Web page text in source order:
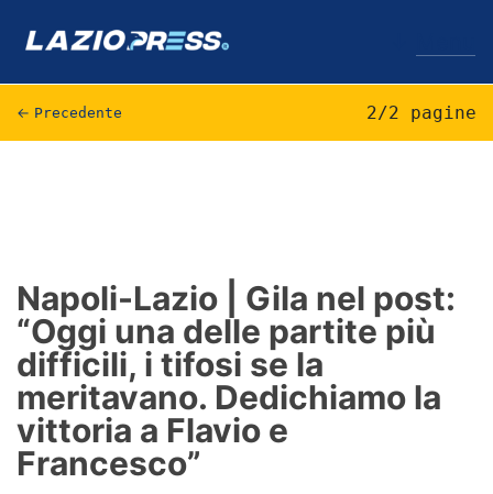
Formello
Infortuni
Primavera
Calciomercato
Lazio Women
← Precedente 2/2 pagine
Napoli-Lazio | Gila nel post:
“Oggi una delle partite più
difficili, i tifosi se la
meritavano. Dedichiamo la
vittoria a Flavio e
Francesco”